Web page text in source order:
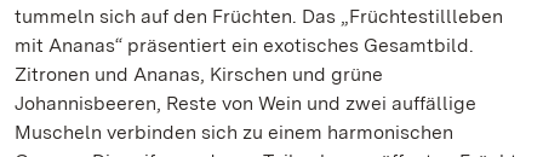
tummeln sich auf den Früchten. Das „Früchtestillleben
mit Ananas“ präsentiert ein exotisches Gesamtbild.
Zitronen und Ananas, Kirschen und grüne
Johannisbeeren, Reste von Wein und zwei auffällige
Muscheln verbinden sich zu einem harmonischen